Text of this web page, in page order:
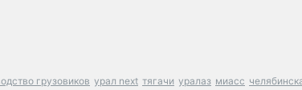
грузовиков урал next тягачи уралаз миасс